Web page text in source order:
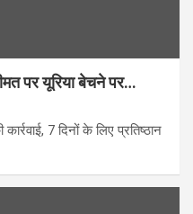
पर यूरिया बेचने पर…
7 दिनों के लिए प्रतिष्ठान